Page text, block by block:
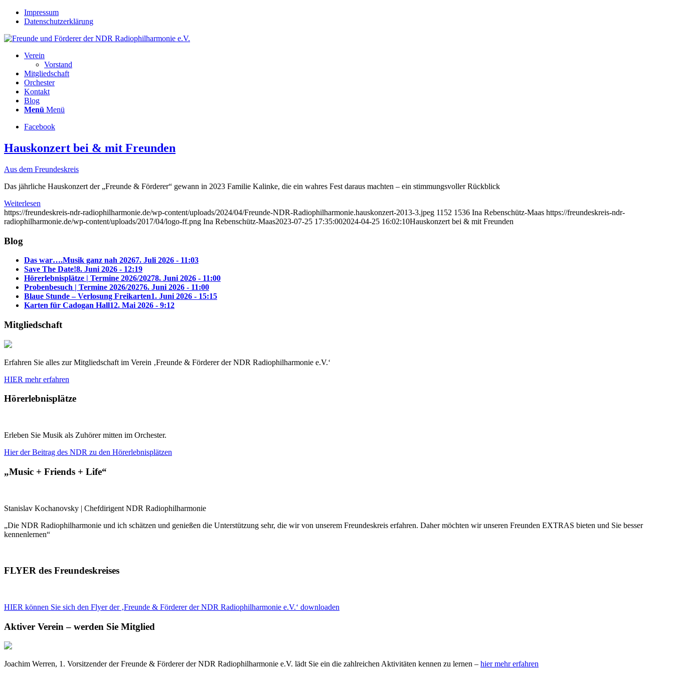
Impressum
Datenschutzerklärung
Verein
Vorstand
Mitgliedschaft
Orchester
Kontakt
Blog
Menü Menü
Facebook
Hauskonzert bei & mit Freunden
Aus dem Freundeskreis
Das jährliche Hauskonzert der „Freunde & Förderer“ gewann in 2023 Familie Kalinke, die ein wahres Fest daraus machten – ein stimmungsvoller Rückblick
Weiterlesen
https://freundeskreis-ndr-radiophilharmonie.de/wp-content/uploads/2024/04/Freunde-NDR-Radiophilharmonie.hauskonzert-2013-3.jpeg 1152 1536 Ina Rebenschütz-Maas https://freundeskreis-ndr-
radiophilharmonie.de/wp-content/uploads/2017/04/logo-ff.png Ina Rebenschütz-Maas2023-07-25 17:35:002024-04-25 16:02:10Hauskonzert bei & mit Freunden
Blog
Das war….Musik ganz nah 20267. Juli 2026 - 11:03
Save The Date!8. Juni 2026 - 12:19
Hörerlebnisplätze | Termine 2026/20278. Juni 2026 - 11:00
Probenbesuch | Termine 2026/20276. Juni 2026 - 11:00
Blaue Stunde – Verlosung Freikarten1. Juni 2026 - 15:15
Karten für Cadogan Hall12. Mai 2026 - 9:12
Mitgliedschaft
Erfahren Sie alles zur Mitgliedschaft im Verein ‚Freunde & Förderer der NDR Radiophilharmonie e.V.‘
HIER mehr erfahren
Hörerlebnisplätze
Erleben Sie Musik als Zuhörer mitten im Orchester.
Hier der Beitrag des NDR zu den Hörerlebnisplätzen
„Music + Friends + Life“
Stanislav Kochanovsky | Chefdirigent NDR Radiophilharmonie
„Die NDR Radiophilharmonie und ich schätzen und genießen die Unterstützung sehr, die wir von unserem Freundeskreis erfahren. Daher möchten wir unseren Freunden EXTRAS bieten und Sie besser
kennenlernen“
FLYER des Freundeskreises
HIER können Sie sich den Flyer der ‚Freunde & Förderer der NDR Radiophilharmonie e.V.‘ downloaden
Aktiver Verein – werden Sie Mitglied
Joachim Werren, 1. Vorsitzender der Freunde & Förderer der NDR Radiophilharmonie e.V. lädt Sie ein die zahlreichen Aktivitäten kennen zu lernen – hier mehr erfahren